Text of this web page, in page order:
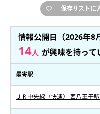
保存リストに
情報公開日（2026年8
14人 が興味を持って
最寄駅
ＪＲ中央線（快速） 西八王子駅